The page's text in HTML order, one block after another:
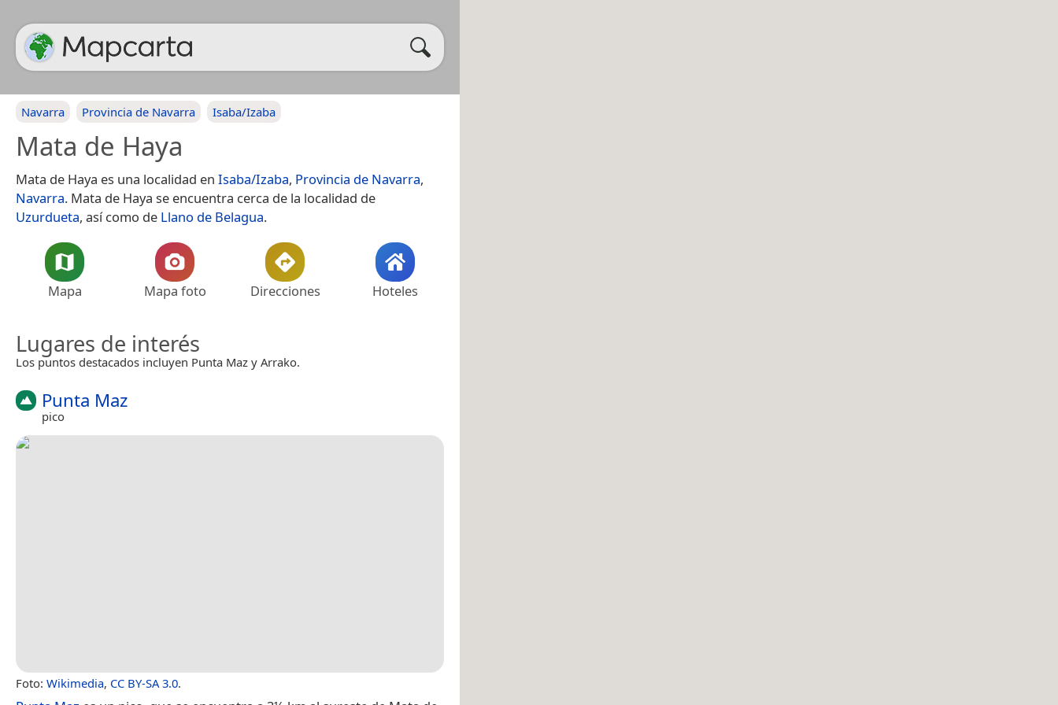
Navarra Provincia de Navarra Isaba/Izaba
Mata de Haya
Mata de Haya es una localidad en Isaba/Izaba, Provincia de Navarra,
Navarra. Mata de Haya se encuentra cerca de la localidad de
Uzurdueta, así como de Llano de Belagua.
Mapa Mapa foto Direcciones Hoteles
Lugares de interés
Los puntos destacados incluyen Punta Maz y Arrako.
Punta Maz
pico
Foto: Wikimedia, CC BY-SA 3.0.